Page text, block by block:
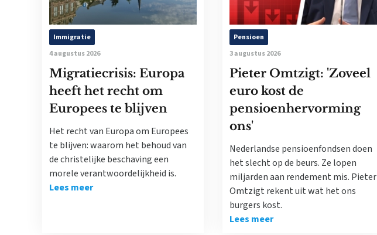
Immigratie
4 augustus 2026
Migratiecrisis: Europa
heeft het recht om
Europees te blijven
Het recht van Europa om Europees
te blijven: waarom het behoud van
de christelijke beschaving een
morele verantwoordelijkheid is.
Lees meer
Pensioen
3 augustus 2026
Pieter Omtzigt: 'Zoveel
euro kost de
pensioenhervorming
ons'
Nederlandse pensioenfondsen doen
het slecht op de beurs. Ze lopen
miljarden aan rendement mis. Pieter
Omtzigt rekent uit wat het ons
burgers kost.
Lees meer